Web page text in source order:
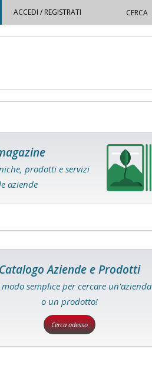
ACCEDI / REGISTRATI
prodotti e servizi
aziende
Catalogo Aziende e Prodotti
modo semplice per cercare un'azienda
o un prodotto!
Cerca adesso